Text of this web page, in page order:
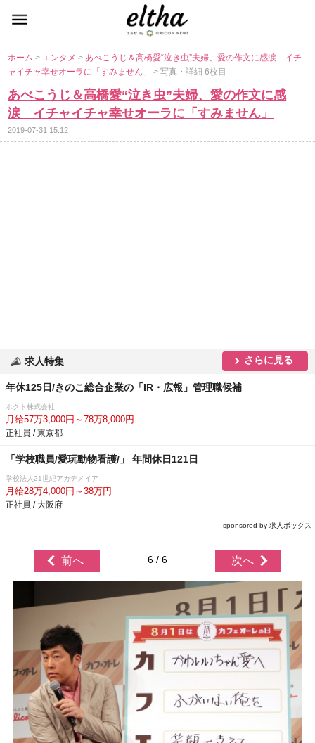
ホーム> エンタメ>あべこうじ＆高橋愛“泣き虫”夫婦、愛の作文に感涙 イチ
ャイチャ幸せオーラに「すみません」> 写真・詳細 6枚目
あべこうじ＆高橋愛“泣き虫”夫婦、愛の作文に感
涙 イチャイチャ幸せオーラに「すみません」
2019-07-31 15:12
求人特集 さらに見る
年休125日/きのこ総合企業の「IR・広報」管理職候補
ホクト株式会社
月給57万3,000円～78万8,000円
正社員 / 東京都
「学校職員/愛玩動物看護/」 年間休日121日
学校法人21世紀アカデメイア
月給28万4,000円～38万円
正社員 / 大阪府
sponsored by 求人ボックス
前へ 6 / 6 次へ